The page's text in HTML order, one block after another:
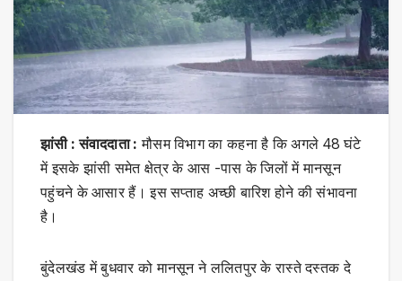
झांसी : संवाददाता : मौसम विभाग का कहना है कि अगले 48 घंटे
में इसके झांसी समेत क्षेत्र के आस -पास के जिलों में मानसून
पहुंचने के आसार हैं। इस सप्ताह अच्छी बारिश होने की संभावना
है।
बुंदेलखंड में बुधवार को मानसून ने ललितपुर के रास्ते दस्तक दे